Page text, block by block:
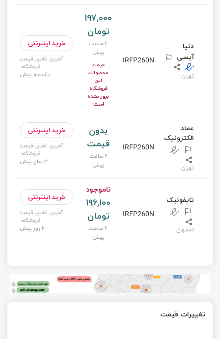
دنیا
آیسی
تهران
IRFP260N
197,000
تومان
6 ساعت
پیش
قیمت
محصولات
این
فروشگاه
بروز نشده
است!
خرید اینترنتی
آخرین تغییر قیمت
فروشگاه:
یک ماه پیش
عماد
الکترونیک
تهران
IRFP260N
بدون
قیمت
2 ساعت
پیش
خرید اینترنتی
آخرین تغییر قیمت
فروشگاه:
3 سال پیش
تایفونیک
اصفهان
IRFP260N
ناموجود
196,100
تومان
6 ساعت
پیش
خرید اینترنتی
آخرین تغییر قیمت
فروشگاه:
2 روز پیش
تغییرات قیمت